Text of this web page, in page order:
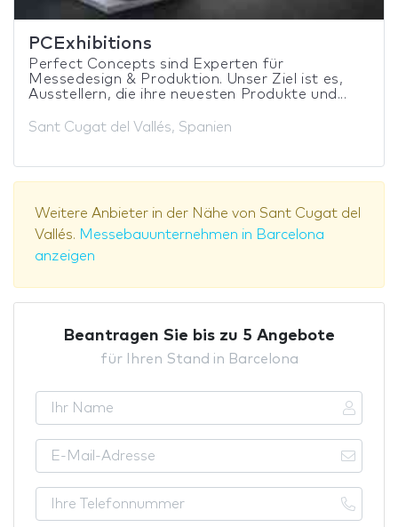
PCExhibitions
Perfect Concepts sind Experten für
Messedesign & Produktion. Unser Ziel ist es,
Ausstellern, die ihre neuesten Produkte und...
Sant Cugat del Vallés, Spanien
Weitere Anbieter in der Nähe von Sant Cugat del
Vallés. Messebauunternehmen in Barcelona
anzeigen
Beantragen Sie bis zu 5 Angebote
für Ihren Stand in Barcelona